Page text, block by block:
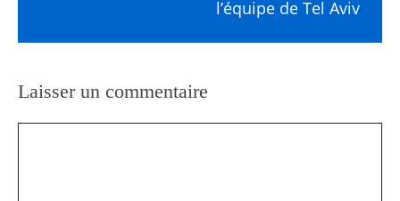
l’équipe de Tel Aviv
Laisser un commentaire